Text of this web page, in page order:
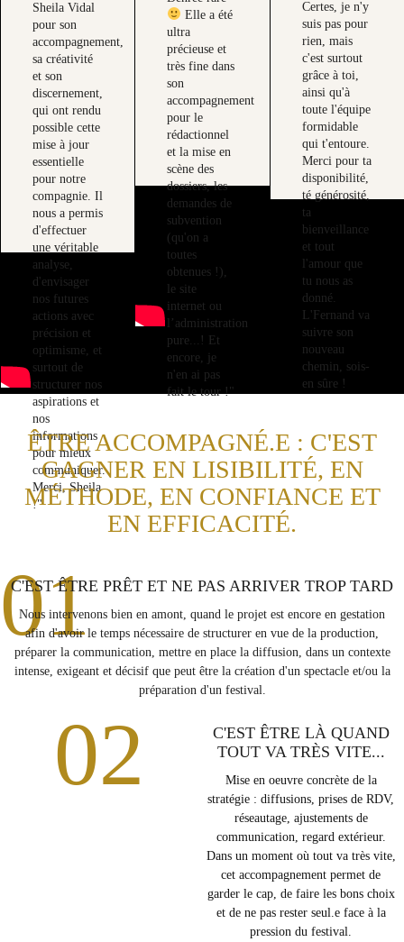
Sheila Vidal
pour son
accompagnement,
sa créativité
et son
discernement,
qui ont rendu
possible cette
mise à jour
essentielle
pour notre
compagnie. Il
nous a permis
d'effectuer
une véritable
analyse,
d'envisager
nos futures
actions avec
précision et
optimisme, et
surtout de
structurer nos
aspirations et
nos
informations
pour mieux
communiquer.
Merci, Sheila
!"
Elle a été
ultra
précieuse et
très fine dans
son
accompagnement
pour le
rédactionnel
et la mise en
scène des
dossiers, les
demandes de
subvention
(qu'on a
toutes
obtenues !),
le site
internet ou
l’administration
pure...! Et
encore, je
n'en ai pas
fait le tour !"
Certes, je n'y
suis pas pour
rien, mais
c'est surtout
grâce à toi,
ainsi qu'à
toute l'équipe
formidable
qui t'entoure.
Merci pour ta
disponibilité,
té générosité,
ta
bienveillance
et tout
l'amour que
tu nous as
donné.
L'Fernand va
suivre son
nouveau
chemin, sois-
en sûre !
ÊTRE ACCOMPAGNÉ.E : C'EST
GAGNER EN LISIBILITÉ, EN
MÉTHODE, EN CONFIANCE ET
EN EFFICACITÉ.
01
C'EST ÊTRE PRÊT ET NE PAS ARRIVER TROP TARD
Nous intervenons bien en amont, quand le projet est encore en gestation
afin d'avoir le temps nécessaire de structurer en vue de la production,
préparer la communication, mettre en place la diffusion, dans un contexte
intense, exigeant et décisif que peut être la création d'un spectacle et/ou la
préparation d'un festival.
02
C'EST ÊTRE LÀ QUAND
TOUT VA TRÈS VITE...
Mise en oeuvre concrète de la
stratégie : diffusions, prises de RDV,
réseautage, ajustements de
communication, regard extérieur.
Dans un moment où tout va très vite,
cet accompagnement permet de
garder le cap, de faire les bons choix
et de ne pas rester seul.e face à la
pression du festival.